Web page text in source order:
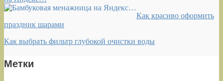
Как красиво оформить
праздник шарами
Как выбрать фильтр глубокой очистки воды
Метки